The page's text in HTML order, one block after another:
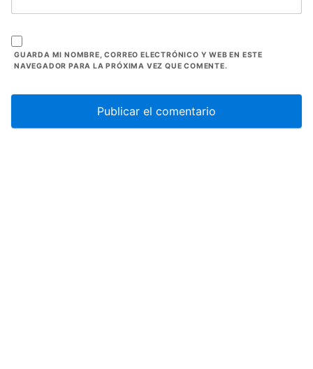
GUARDA MI NOMBRE, CORREO ELECTRÓNICO Y WEB EN ESTE
NAVEGADOR PARA LA PRÓXIMA VEZ QUE COMENTE.